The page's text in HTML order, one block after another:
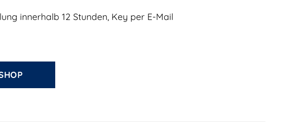
innerhalb 12 Stunden, Key per E-Mail